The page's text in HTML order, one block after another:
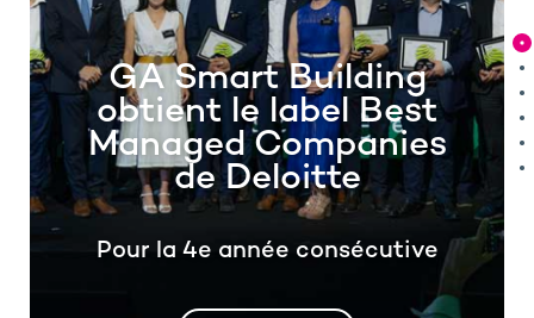
GA Smart Building
obtient le label Best
Managed Companies
de Deloitte
Pour la 4e année consécutive